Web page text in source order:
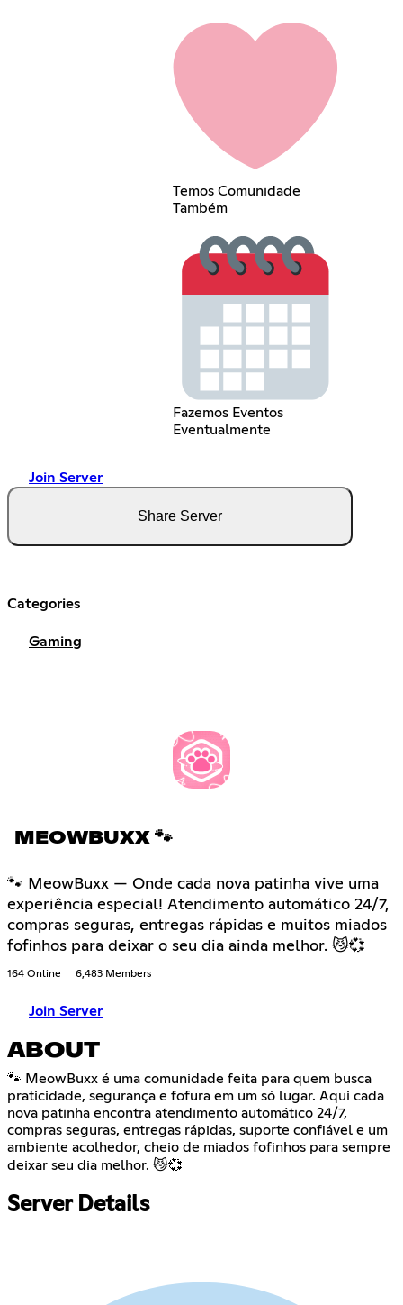
Temos Comunidade
Também
Fazemos Eventos
Eventualmente
Join Server
Share Server
Categories
Gaming
MEOWBUXX 🐾
🐾 MeowBuxx — Onde cada nova patinha vive uma
experiência especial! Atendimento automático 24/7,
compras seguras, entregas rápidas e muitos miados
fofinhos para deixar o seu dia ainda melhor. 😼💞
164 Online 6,483 Members
Join Server
ABOUT
🐾 MeowBuxx é uma comunidade feita para quem busca
praticidade, segurança e fofura em um só lugar. Aqui cada
nova patinha encontra atendimento automático 24/7,
compras seguras, entregas rápidas, suporte confiável e um
ambiente acolhedor, cheio de miados fofinhos para sempre
deixar seu dia melhor. 😼💞
Server Details